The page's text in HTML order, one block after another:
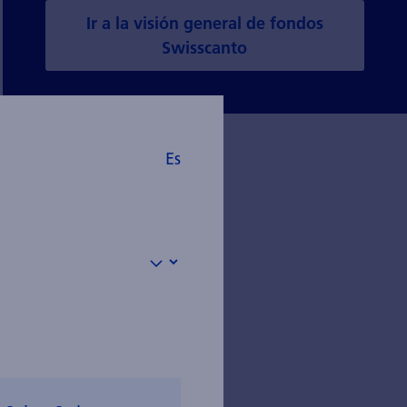
Ir a la visión general de fondos
Swisscanto
Es